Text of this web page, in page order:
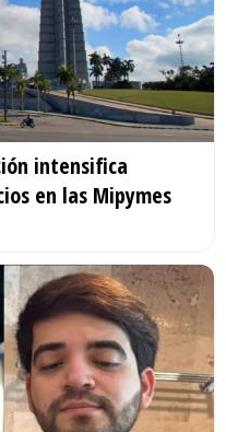
intensifica
en las Mipymes